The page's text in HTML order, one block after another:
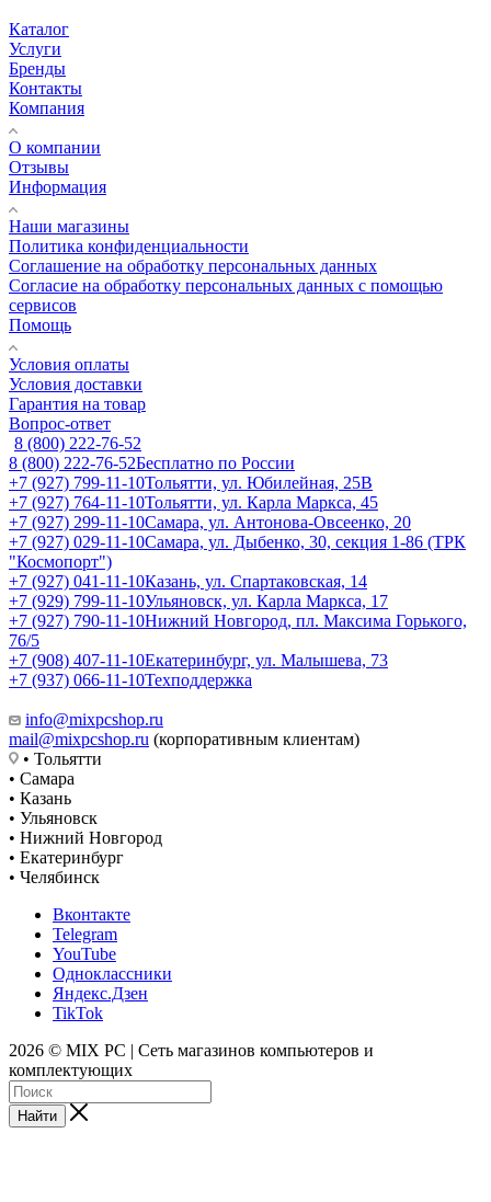
Каталог
Услуги
Бренды
Контакты
Компания
О компании
Отзывы
Информация
Наши магазины
Политика конфиденциальности
Соглашение на обработку персональных данных
Согласие на обработку персональных данных с помощью
сервисов
Помощь
Условия оплаты
Условия доставки
Гарантия на товар
Вопрос-ответ
8 (800) 222-76-52
8 (800) 222-76-52Бесплатно по России
+7 (927) 799-11-10Тольятти, ул. Юбилейная, 25В
+7 (927) 764-11-10Тольятти, ул. Карла Маркса, 45
+7 (927) 299-11-10Самара, ул. Антонова-Овсеенко, 20
+7 (927) 029-11-10Самара, ул. Дыбенко, 30, секция 1-86 (ТРК
"Космопорт")
+7 (927) 041-11-10Казань, ул. Спартаковская, 14
+7 (929) 799-11-10Ульяновск, ул. Карла Маркса, 17
+7 (927) 790-11-10Нижний Новгород, пл. Максима Горького,
76/5
+7 (908) 407-11-10Екатеринбург, ул. Малышева, 73
+7 (937) 066-11-10Техподдержка
info@mixpcshop.ru
mail@mixpcshop.ru (корпоративным клиентам)
• Тольятти
• Самара
• Казань
• Ульяновск
• Нижний Новгород
• Екатеринбург
• Челябинск
Вконтакте
Telegram
YouTube
Одноклассники
Яндекс.Дзен
TikTok
2026 © MIX PC | Сеть магазинов компьютеров и
комплектующих
Найти